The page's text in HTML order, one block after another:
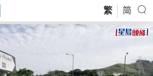
繁 简